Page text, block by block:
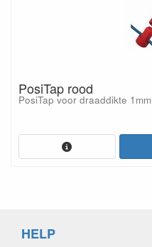
PosiTap rood
PosiTap voor draaddikte 1mm
HELP